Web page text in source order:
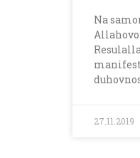
Na
27.11.2019